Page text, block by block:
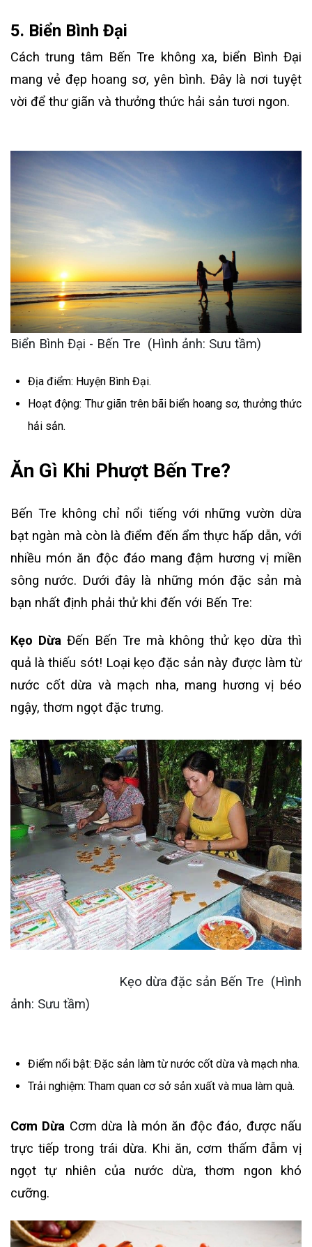
5. Biển Bình Đại
Cách trung tâm Bến Tre không xa, biển Bình Đại
mang vẻ đẹp hoang sơ, yên bình. Đây là nơi tuyệt
vời để thư giãn và thưởng thức hải sản tươi ngon.
Biển Bình Đại - Bến Tre (Hình ảnh: Sưu tầm)
Địa điểm: Huyện Bình Đại.
Hoạt động: Thư giãn trên bãi biển hoang sơ, thưởng thức
hải sản.
Ăn Gì Khi Phượt Bến Tre?
Bến Tre không chỉ nổi tiếng với những vườn dừa
bạt ngàn mà còn là điểm đến ẩm thực hấp dẫn, với
nhiều món ăn độc đáo mang đậm hương vị miền
sông nước. Dưới đây là những món đặc sản mà
bạn nhất định phải thử khi đến với Bến Tre:
Kẹo DừaĐến Bến Tre mà không thử kẹo dừa thì
quả là thiếu sót! Loại kẹo đặc sản này được làm từ
nước cốt dừa và mạch nha, mang hương vị béo
ngậy, thơm ngọt đặc trưng.
Kẹo dừa đặc sản Bến Tre (Hình
ảnh: Sưu tầm)
Điểm nổi bật: Đặc sản làm từ nước cốt dừa và mạch nha.
Trải nghiệm: Tham quan cơ sở sản xuất và mua làm quà.
Cơm Dừa Cơm dừa là món ăn độc đáo, được nấu
trực tiếp trong trái dừa. Khi ăn, cơm thấm đẫm vị
ngọt tự nhiên của nước dừa, thơm ngon khó
cưỡng.